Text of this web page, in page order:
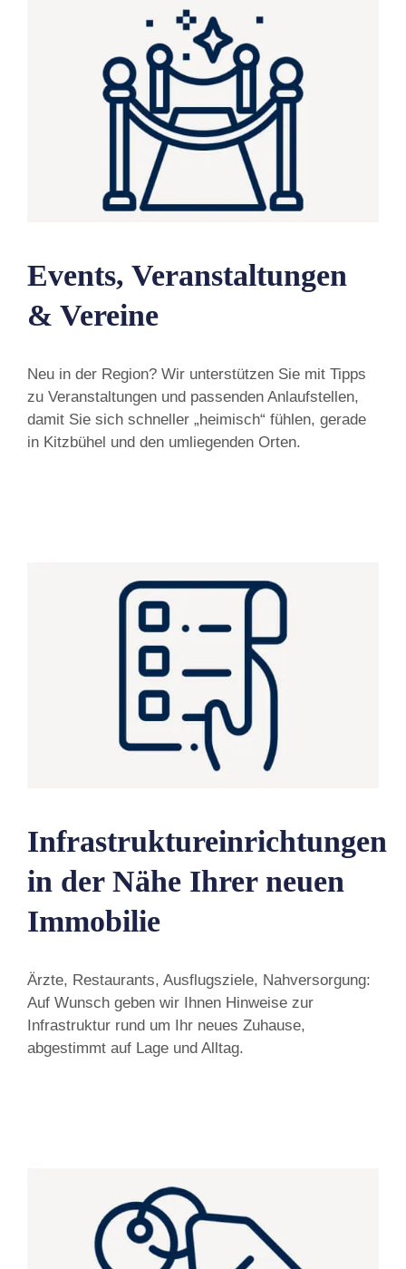
Events, Veranstaltungen
& Vereine
Neu in der Region? Wir unterstützen Sie mit Tipps
zu Veranstaltungen und passenden Anlaufstellen,
damit Sie sich schneller „heimisch“ fühlen, gerade
in Kitzbühel und den umliegenden Orten.
Infrastruktureinrichtungen
in der Nähe Ihrer neuen
Immobilie
Ärzte, Restaurants, Ausflugsziele, Nahversorgung:
Auf Wunsch geben wir Ihnen Hinweise zur
Infrastruktur rund um Ihr neues Zuhause,
abgestimmt auf Lage und Alltag.